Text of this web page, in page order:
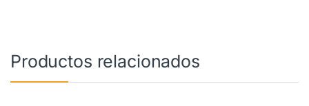
Productos relacionados